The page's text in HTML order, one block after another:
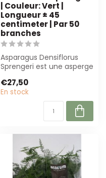
| Couleur: Vert |
Longueur ± 45
centimeter | Par 50
branches
Asparagus Densiflorus
Sprengeri est une asperge
naturelle de...
€27,50
En stock